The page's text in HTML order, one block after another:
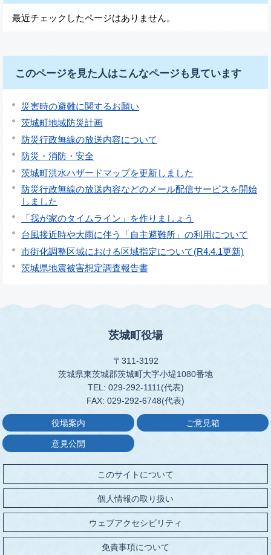
最近チェックしたページはありません。
このページを見た人はこんなページも見ています
災害時の避難に関するお願い
茨城町地域防災計画
防災行政無線の放送内容について
防災・消防・安全
茨城町洪水ハザードマップを更新しました
防災行政無線の放送内容などのメール配信サービスを開始
しました
「我が家のタイムライン」を作りましょう
台風接近時や大雨に伴う「自主避難所」の利用について
市街化調整区域における区域指定について(R4.4.1更新)
茨城県地震被害想定調査報告書
茨城町役場
〒311-3192
茨城県東茨城郡茨城町大字小堤1080番地
TEL: 029-292-1111(代表)
FAX: 029-292-6748(代表)
役場案内 ご意見箱
意見公開
このサイトについて
個人情報の取り扱い
ウェブアクセシビリティ
免責事項について